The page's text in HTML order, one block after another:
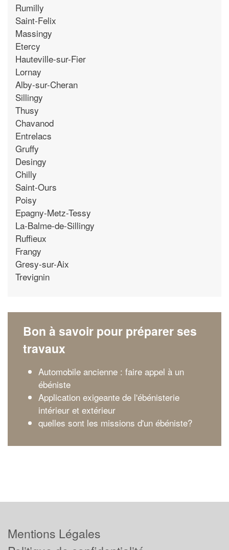
Rumilly
Saint-Felix
Massingy
Etercy
Hauteville-sur-Fier
Lornay
Alby-sur-Cheran
Sillingy
Thusy
Chavanod
Entrelacs
Gruffy
Desingy
Chilly
Saint-Ours
Poisy
Epagny-Metz-Tessy
La-Balme-de-Sillingy
Ruffieux
Frangy
Gresy-sur-Aix
Trevignin
Bon à savoir pour préparer ses
travaux
Automobile ancienne : faire appel à un
ébéniste
Application exigeante de l'ébénisterie
intérieur et extérieur
quelles sont les missions d'un ébéniste?
Mentions Légales